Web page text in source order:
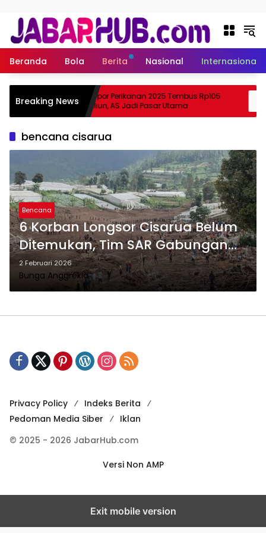
Beranda Bola Berita Nasional Internasional
Breaking News
Suzuki?
Ekspor Perikanan 2025 Tembus Rp105
Triliun, AS Jadi Pasar Utama
bencana cisarua
Bencana
6 Korban Longsor Cisarua Belum
Ditemukan, Tim SAR Gabungan
Percepat Pencarian
2 Februari 2026
Bunga Anggrekia
Privacy Policy
Indeks Berita
Pedoman Media Siber
Iklan
© 2025 - 2026 JabarHub.com
Versi Non AMP
Exit mobile version